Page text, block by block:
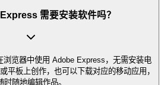
需要安装软件吗？
浏览器中使用 Adobe Express，无需安装电
平板上创作，也可以下载对应的移动应用，
时随地编辑作品。